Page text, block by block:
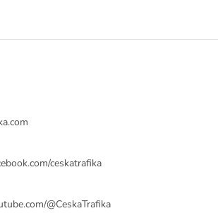
ceskatrafika
@CeskaTrafika